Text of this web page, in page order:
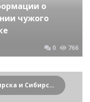
о
чужого
0 766
Криминальные новости Новосибирска и Сибирского региона